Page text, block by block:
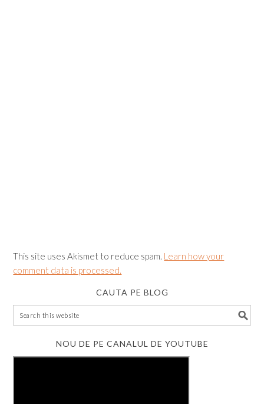
This site uses Akismet to reduce spam. Learn how your
comment data is processed.
CAUTA PE BLOG
NOU DE PE CANALUL DE YOUTUBE